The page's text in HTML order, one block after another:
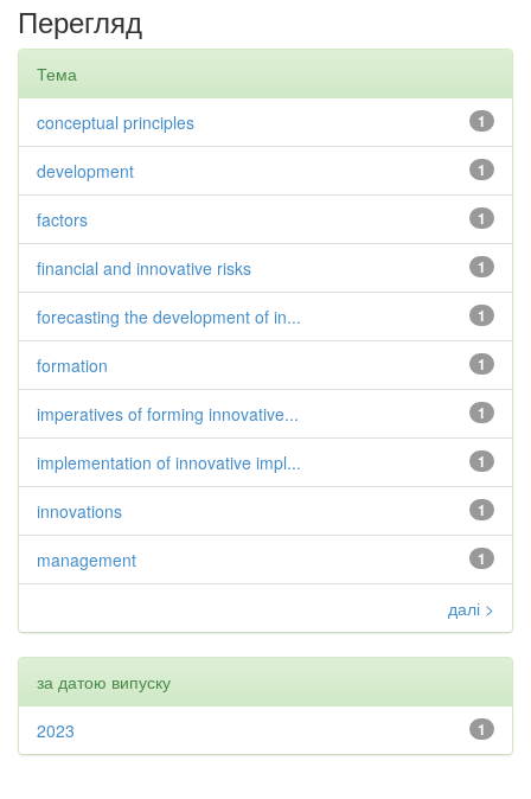
Перегляд
Тема
1
conceptual principles
1
development
1
factors
1
financial and innovative risks
1
forecasting the development of in...
1
formation
1
imperatives of forming innovative...
1
implementation of innovative impl...
1
innovations
1
management
далі >
за датою випуску
1
2023